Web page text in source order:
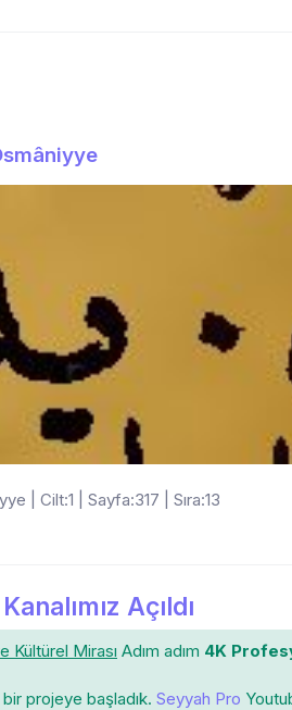
| Cilt:1 | Sayfa:317 | Sıra:13
Açıldı
Kültürel Mirası Adım adım 4K
projeye başladık. Seyyah Pro